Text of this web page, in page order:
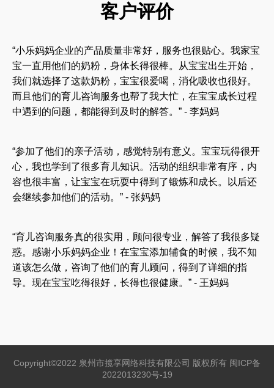
客户评价
“小乐妈妈企业的产品质量非常好，服务也很贴心。我家宝
宝一直用他们的奶粉，身体长得很棒。从宝宝出生开始，
我们就选择了这款奶粉，宝宝很爱喝，消化吸收也很好。
而且他们的育儿咨询服务也帮了我大忙，在宝宝成长过程
中遇到的问题，都能得到及时的解答。” - 李妈妈
“参加了他们的亲子活动，感觉特别有意义。宝宝玩得很开
心，我也学到了很多育儿知识。活动的组织非常有序，内
容也很丰富，让宝宝在玩耍中得到了锻炼和成长。以后还
会继续参加他们的活动。” - 张妈妈
“育儿咨询服务真的很实用，顾问很专业，解答了我很多疑
惑。感谢小乐妈妈企业！在宝宝添加辅食的时候，我不知
道该怎么做，咨询了他们的育儿顾问，得到了详细的指
导。现在宝宝吃得很好，长得也很健康。” - 王妈妈
Copyright©2022 泉州市揽享网络科技有限公司 版权所有 闽ICP备
2022013230号-19